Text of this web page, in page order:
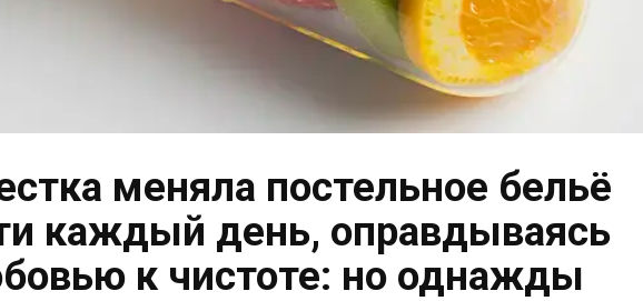
меняла постельное бельё
каждый день, оправдываясь
к чистоте: но однажды